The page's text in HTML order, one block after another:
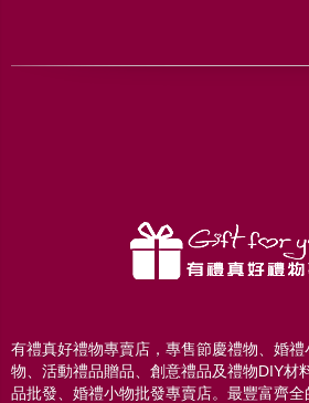
有禮真好禮物專賣店，專售節慶禮物、婚
物、活動禮品贈品、創意禮品及禮物DIY材
品批發、婚禮小物批發專賣店。最豐富齊